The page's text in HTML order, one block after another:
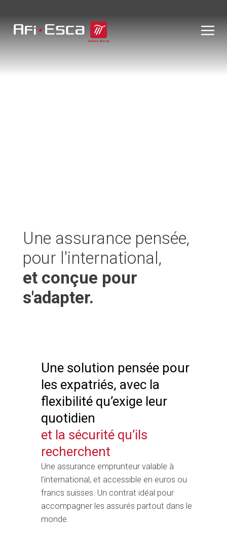
Une assurance pensée,
pour l'international,
et conçue pour
s'adapter.
Une solution pensée pour
les expatriés, avec la
flexibilité qu’exige leur
quotidien
et la sécurité qu’ils
recherchent
Une assurance emprunteur valable à
l’international, et accessible en euros ou
francs suisses. Un contrat idéal pour
accompagner les assurés partout dans le
monde.